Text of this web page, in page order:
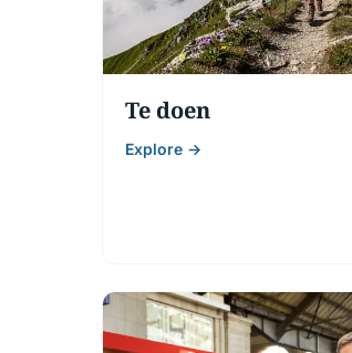
Plan je reis Ontdek
Te doen
Explore →